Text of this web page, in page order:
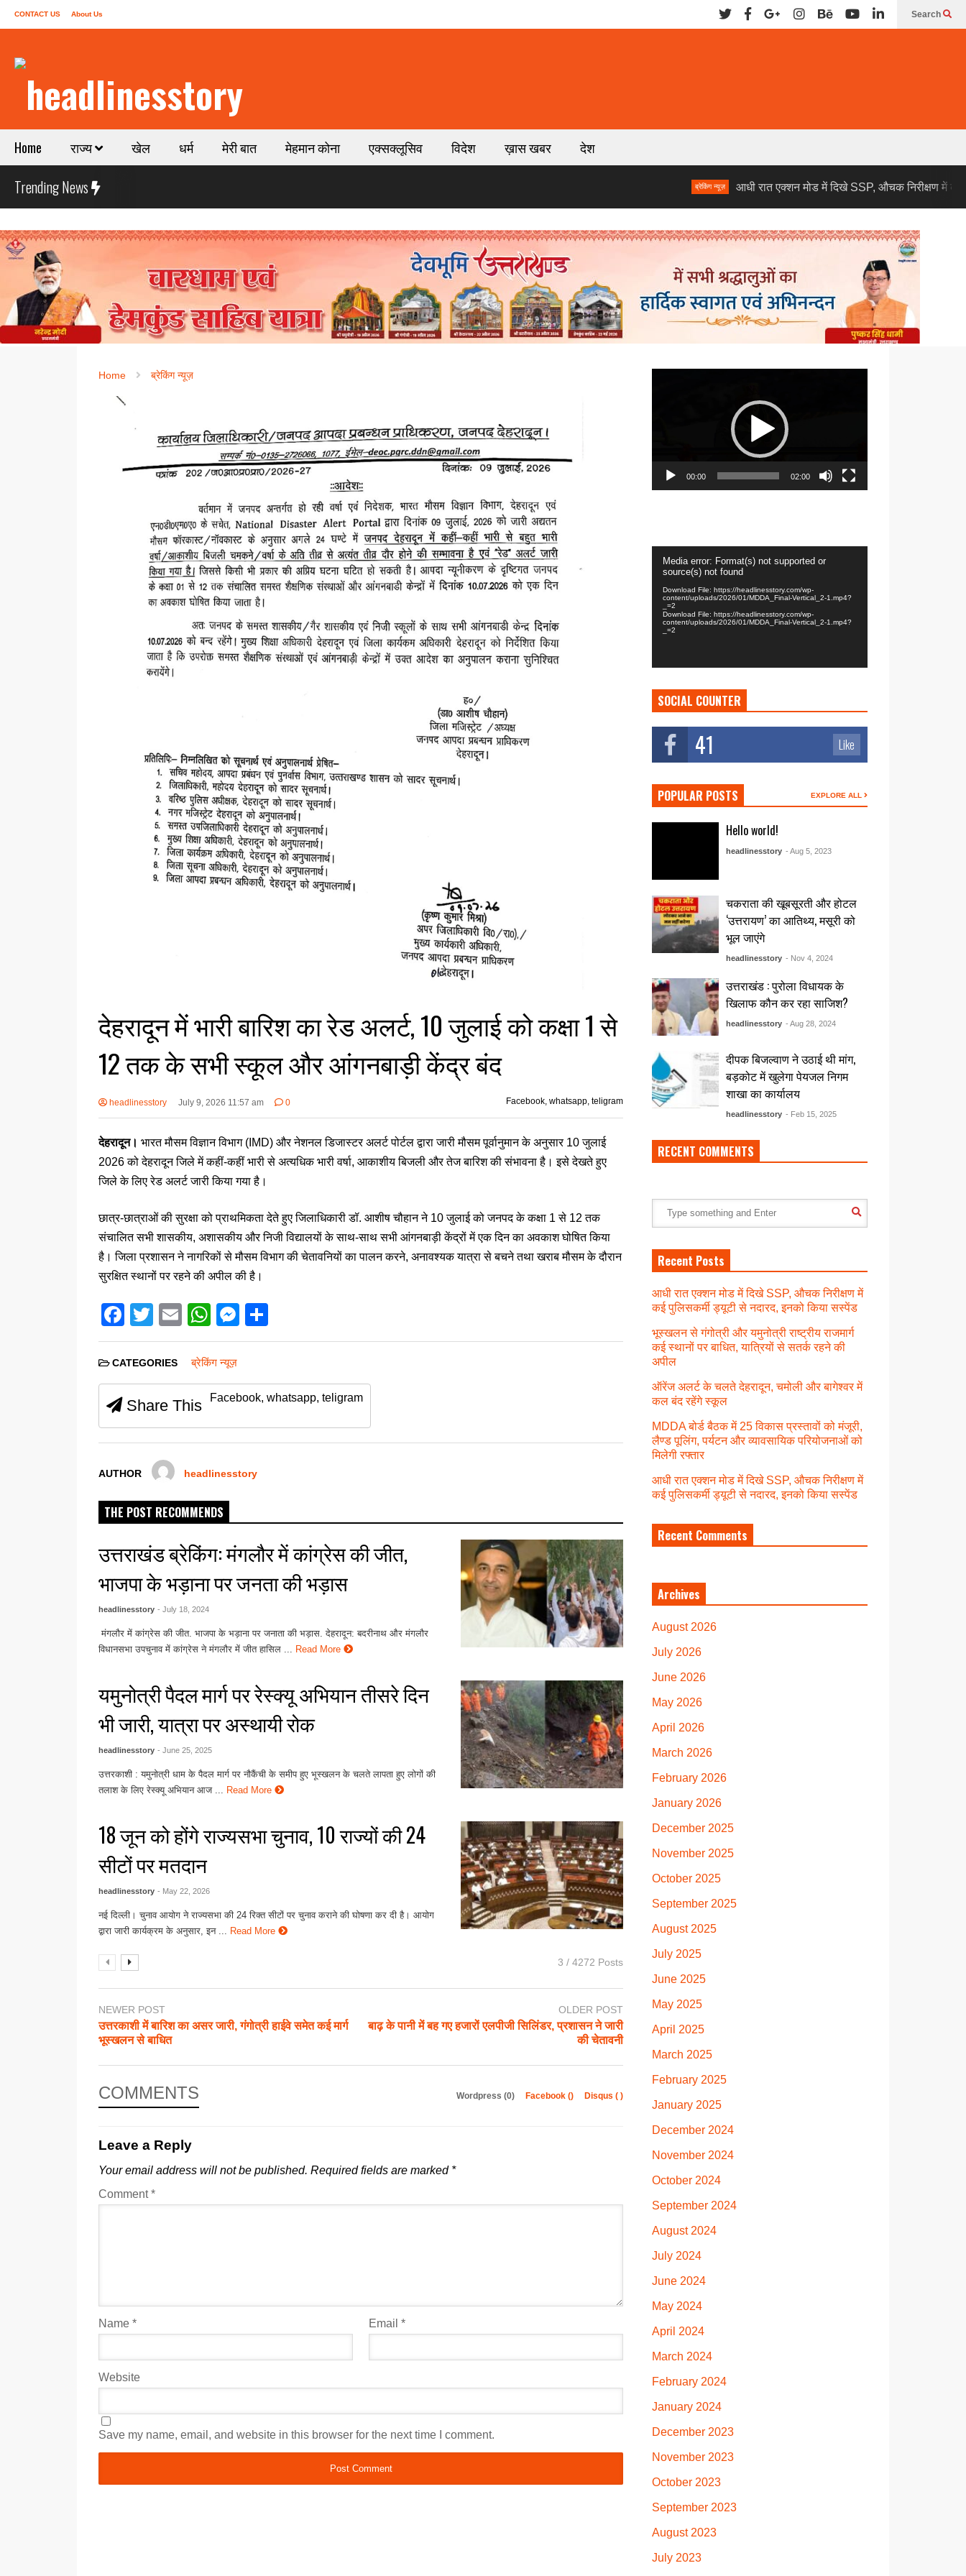
CONTACT US About Us Search
Home राज्य खेल धर्म मेरी बात मेहमान कोना एक्सक्लूसिव विदेश ख़ास खबर देश
Trending News आधी रात एक्शन मोड में दिखे SSP, औचक निरीक्षण में कई
Home ब्रेकिंग न्यूज़
देहरादून में भारी बारिश का रेड अलर्ट, 10 जुलाई को कक्षा 1 से
12 तक के सभी स्कूल और आंगनबाड़ी केंद्र बंद
headlinesstory July 9, 2026 11:57 am 0 Facebook, whatsapp, teligram
देहरादून। भारत मौसम विज्ञान विभाग (IMD) और नेशनल डिजास्टर अलर्ट पोर्टल द्वारा जारी मौसम पूर्वानुमान के अनुसार 10 जुलाई
2026 को देहरादून जिले में कहीं-कहीं भारी से अत्यधिक भारी वर्षा, आकाशीय बिजली और तेज बारिश की संभावना है। इसे देखते हुए
जिले के लिए रेड अलर्ट जारी किया गया है।
छात्र-छात्राओं की सुरक्षा को प्राथमिकता देते हुए जिलाधिकारी डॉ. आशीष चौहान ने 10 जुलाई को जनपद के कक्षा 1 से 12 तक
संचालित सभी शासकीय, अशासकीय और निजी विद्यालयों के साथ-साथ सभी आंगनबाड़ी केंद्रों में एक दिन का अवकाश घोषित किया
है। जिला प्रशासन ने नागरिकों से मौसम विभाग की चेतावनियों का पालन करने, अनावश्यक यात्रा से बचने तथा खराब मौसम के दौरान
सुरक्षित स्थानों पर रहने की अपील की है।
F
a
c
e
b
o
k
T
wi
tt
er
E
m
ail
W
h
at
s
A
p
M
e
e
n
g
h
e
CATEGORIES ब्रेकिंग न्यूज़
Share This Facebook, whatsapp, teligram
AUTHOR headlinesstory
THE POST RECOMMENDS
उत्तराखंड ब्रेकिंग: मंगलौर में कांग्रेस की जीत,
भाजपा के भड़ाना पर जनता की भड़ास
headlinesstory - July 18, 2024
मंगलौर में कांग्रेस की जीत. भाजपा के भड़ाना पर जनाता की भड़ास. देहरादून: बदरीनाथ और मंगलौर
विधानसभा उपचुनाव में कांग्रेस ने मंगलौर में जीत हासिल ... Read More
यमुनोत्री पैदल मार्ग पर रेस्क्यू अभियान तीसरे दिन
भी जारी, यात्रा पर अस्थायी रोक
headlinesstory - June 25, 2025
उत्तरकाशी : यमुनोत्री धाम के पैदल मार्ग पर नौकैंची के समीप हुए भूस्खलन के चलते लापता हुए लोगों की
तलाश के लिए रेस्क्यू अभियान आज ... Read More
18 जून को होंगे राज्यसभा चुनाव, 10 राज्यों की 24
सीटों पर मतदान
headlinesstory - May 22, 2026
नई दिल्ली। चुनाव आयोग ने राज्यसभा की 24 रिक्त सीटों पर चुनाव कराने की घोषणा कर दी है। आयोग
द्वारा जारी कार्यक्रम के अनुसार, इन ...
Read More
3 / 4272 Posts
NEWER POST
उत्तरकाशी में बारिश का असर जारी, गंगोत्री हाईवे समेत कई मार्ग
भूस्खलन से बाधित
OLDER POST
बाढ़ के पानी में बह गए हजारों एलपीजी सिलिंडर, प्रशासन ने जारी
की चेतावनी
COMMENTS Wordpress (0) Facebook () Disqus ( )
Leave a Reply
Your email address will not be published. Required fields are marked *
Comment*
Name * Email *
Website
Save my name, email, and website in this browser for the next time I comment.
00:00 02:00
Player
Media error: Format(s) not supported or
source(s) not found
Download File: https://headlinesstory.com/wp-
content/uploads/2026/01/MDDA_Final-Vertical_2-1.mp4?
_=2
Download File: https://headlinesstory.com/wp-
content/uploads/2026/01/MDDA_Final-Vertical_2-1.mp4?
_=2
SOCIAL COUNTER
41 Like
POPULAR POSTS EXPLORE ALL
Hello world!
headlinesstory - Aug 5, 2023
चकराता की खूबसूरती और होटल
‘उत्तरायण’ का आतिथ्य, मसूरी को
भूल जाएंगे
headlinesstory - Nov 4, 2024
उत्तराखंड : पुरोला विधायक के
खिलाफ कौन कर रहा साजिश?
headlinesstory - Aug 28, 2024
दीपक बिजल्वाण ने उठाई थी मांग,
बड़कोट में खुलेगा पेयजल निगम
शाखा का कार्यालय
headlinesstory - Feb 15, 2025
RECENT COMMENTS
Recent Posts
आधी रात एक्शन मोड में दिखे SSP, औचक निरीक्षण में
कई पुलिसकर्मी ड्यूटी से नदारद, इनको किया सस्पेंड
भूस्खलन से गंगोत्री और यमुनोत्री राष्ट्रीय राजमार्ग
कई स्थानों पर बाधित, यात्रियों से सतर्क रहने की
अपील
ऑरेंज अलर्ट के चलते देहरादून, चमोली और बागेश्वर में
कल बंद रहेंगे स्कूल
MDDA बोर्ड बैठक में 25 विकास प्रस्तावों को मंजूरी,
लैण्ड पूलिंग, पर्यटन और व्यावसायिक परियोजनाओं को
मिलेगी रफ्तार
आधी रात एक्शन मोड में दिखे SSP, औचक निरीक्षण में
कई पुलिसकर्मी ड्यूटी से नदारद, इनको किया सस्पेंड
Recent Comments
Archives
August 2026
July 2026
June 2026
May 2026
April 2026
March 2026
February 2026
January 2026
December 2025
November 2025
October 2025
September 2025
August 2025
July 2025
June 2025
May 2025
April 2025
March 2025
February 2025
January 2025
December 2024
November 2024
October 2024
September 2024
August 2024
July 2024
June 2024
May 2024
April 2024
March 2024
February 2024
January 2024
December 2023
November 2023
October 2023
September 2023
August 2023
July 2023